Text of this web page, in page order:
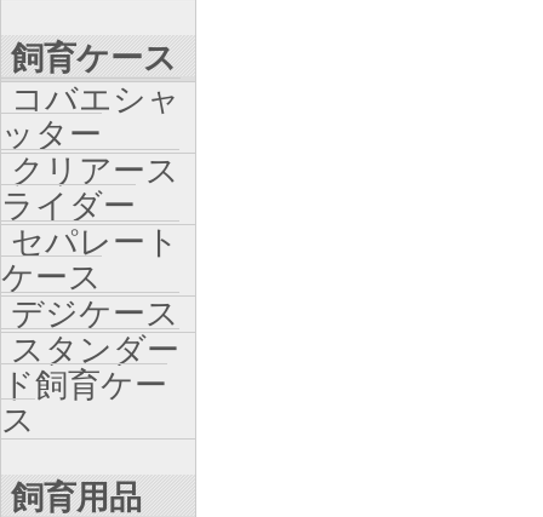
飼育ケース
コバエシャ
ッター
クリアース
ライダー
セパレート
ケース
デジケース
スタンダー
ド飼育ケー
ス
飼育用品